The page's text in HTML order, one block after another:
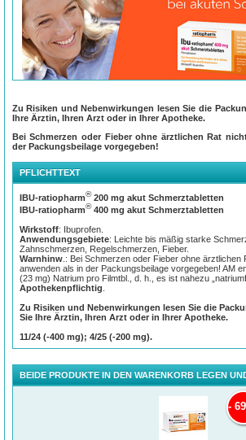
Akute Schmerzen und Fieber hemmen
Der Alltag wird oft zur Herausforderung, sobald man
muss. Kommen dann noch Schmerzen hinzu, wird es
bewältigen. Bei der effektiven Behandlung von leichten
und Fieber hat sich der Wirkstoff Ibuprofen bewährt. Er
hemmt die Entzündung und senkt das Fieber.
Ibu-ratiopharm®400 mg akut Schmerztabletten
wie Kopfschmerzen, Zahnschmerzen,
entzündungsbedingte sowie erkältungsbedingte
Tabletten teilbar sind, können sie einfacher
Ibu-ratiopharm®400 mg akut Schmerztabletten sind für
Jugendliche und Kinder ab 6 Jahren in der
Zu Risiken und Nebenwirkungen lesen Sie die
Ihre Ärztin, Ihren Arzt oder in Ihrer Apotheke.
Bei Schmerzen oder Fieber ohne ärztlichen Rat
der Packungsbeilage vorgegeben!
PFLICHTTEXT
IBU-ratiopharm®200 mg akut Schmerztabletten
IBU-ratiopharm®400 mg akut Schmerztabletten
Wirkstoff: Ibuprofen.
Anwendungsgebiete: Leichte bis mäßig starke
Zahnschmerzen, Regelschmerzen, Fieber.
Warnhinw .: Bei Schmerzen oder Fieber ohne ärztlichen
anwenden als in der Packungsbeilage vorgegeben! AM
(23 mg) Natrium pro Filmtbl., d. h., es ist nahezu
Apothekenpflichtig
Zu Risiken und Nebenwirkungen lesen Sie die
Sie Ihre Ärztin, Ihren Arzt oder in Ihrer Apotheke.
11/24 (-400 mg); 4/25 (-200 mg).
BEIDE PRODUKTE IN DEN WARENKORB LEGEN